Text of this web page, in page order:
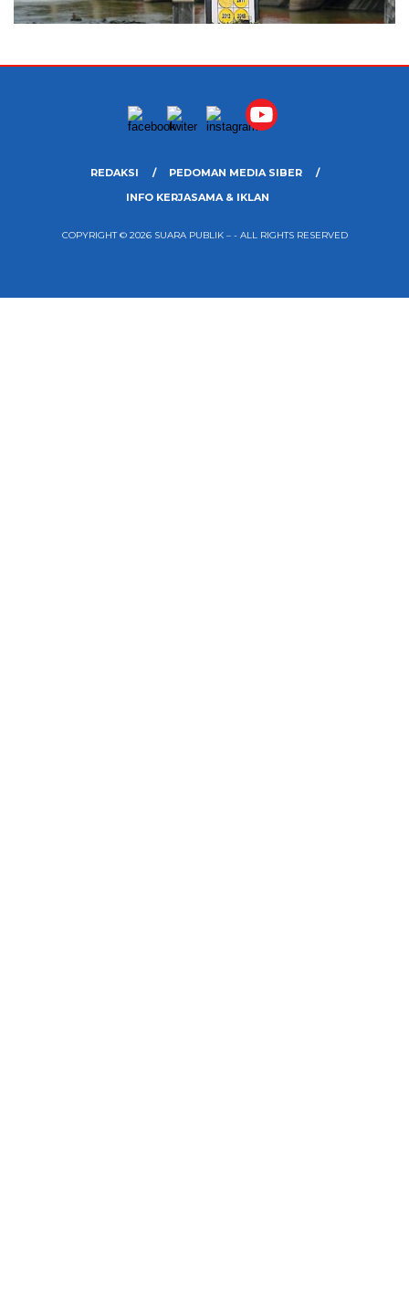
REDAKSI
PEDOMAN MEDIA SIBER
INFO KERJASAMA & IKLAN
COPYRIGHT © 2026 SUARA PUBLIK – - ALL RIGHTS RESERVED